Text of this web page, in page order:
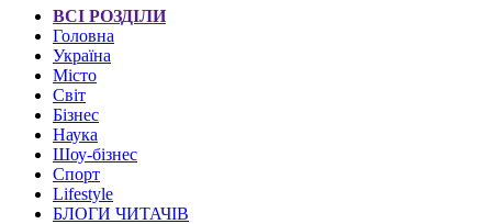
ВСІ РОЗДІЛИ
Головна
Україна
Місто
Світ
Бізнес
Наука
Шоу-бізнес
Спорт
Lifestyle
БЛОГИ ЧИТАЧІВ